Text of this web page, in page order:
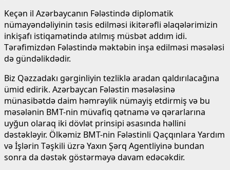
Keçən il Azərbaycanın Fələstində diplomatik
nümayəndəliyinin təsis edilməsi ikitərəfli əlaqələrimizin
inkişafı istiqamətində atılmış müsbət addım idi.
Tərəfimizdən Fələstində məktəbin inşa edilməsi məsələsi
də gündəlikdədir.
Biz Qəzzadakı gərginliyin tezliklə aradan qaldırılacağına
ümid edirik. Azərbaycan Fələstin məsələsinə
münasibətdə daim həmrəylik nümayiş etdirmiş və bu
məsələnin BMT-nin müvafiq qətnamə və qərarlarına
uyğun olaraq iki dövlət prinsipi əsasında həllini
dəstəkləyir. Ölkəmiz BMT-nin Fələstinli Qaçqınlara Yardım
və İşlərin Təşkili üzrə Yaxın Şərq Agentliyinə bundan
sonra da dəstək göstərməyə davam edəcəkdir.